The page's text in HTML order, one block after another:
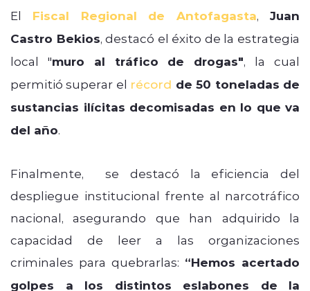
El Fiscal Regional de Antofagasta,Juan
Castro Bekios, destacó el éxito de la estrategia
local "muro al tráfico de drogas", la cual
permitió superar el récord de 50 toneladas de
sustancias ilícitas decomisadas en lo que va
del año.
Finalmente, se destacó la eficiencia del
despliegue institucional frente al narcotráfico
nacional, asegurando que han adquirido la
capacidad de leer a las organizaciones
criminales para quebrarlas: “Hemos acertado
golpes a los distintos eslabones de la